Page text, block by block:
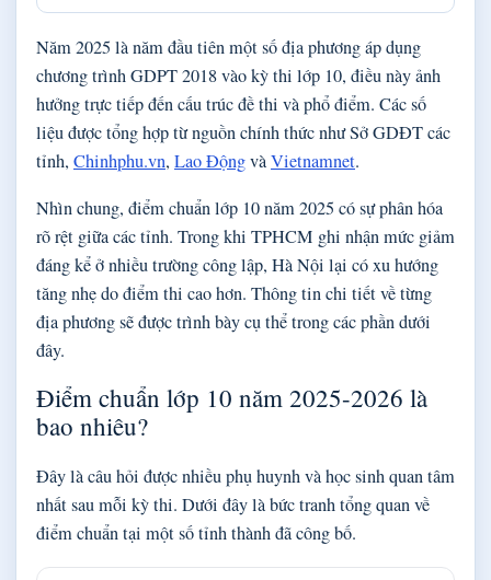
Năm 2025 là năm đầu tiên một số địa phương áp dụng
chương trình GDPT 2018 vào kỳ thi lớp 10, điều này ảnh
hưởng trực tiếp đến cấu trúc đề thi và phổ điểm. Các số
liệu được tổng hợp từ nguồn chính thức như Sở GDĐT các
tỉnh, Chinhphu.vn, Lao ĐộngvàVietnamnet.
Nhìn chung, điểm chuẩn lớp 10 năm 2025 có sự phân hóa
rõ rệt giữa các tỉnh. Trong khi TPHCM ghi nhận mức giảm
đáng kể ở nhiều trường công lập, Hà Nội lại có xu hướng
tăng nhẹ do điểm thi cao hơn. Thông tin chi tiết về từng
địa phương sẽ được trình bày cụ thể trong các phần dưới
đây.
Điểm chuẩn lớp 10 năm 2025-2026 là
bao nhiêu?
Đây là câu hỏi được nhiều phụ huynh và học sinh quan tâm
nhất sau mỗi kỳ thi. Dưới đây là bức tranh tổng quan về
điểm chuẩn tại một số tỉnh thành đã công bố.